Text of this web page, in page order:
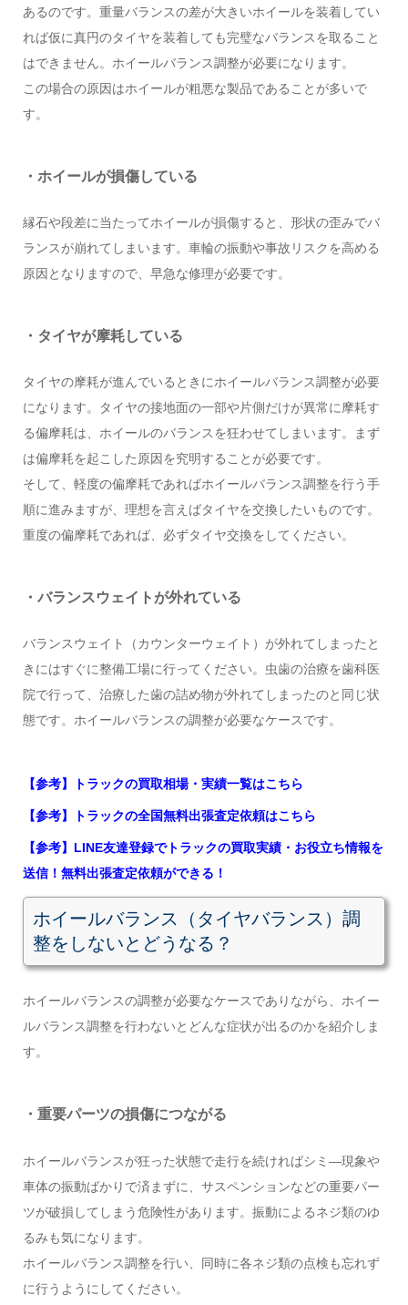
あるのです。重量バランスの差が大きいホイールを装着してい
れば仮に真円のタイヤを装着しても完璧なバランスを取ること
はできません。ホイールバランス調整が必要になります。
この場合の原因はホイールが粗悪な製品であることが多いで
す。
・ホイールが損傷している
縁石や段差に当たってホイールが損傷すると、形状の歪みでバ
ランスが崩れてしまいます。車輪の振動や事故リスクを高める
原因となりますので、早急な修理が必要です。
・タイヤが摩耗している
タイヤの摩耗が進んでいるときにホイールバランス調整が必要
になります。タイヤの接地面の一部や片側だけが異常に摩耗す
る偏摩耗は、ホイールのバランスを狂わせてしまいます。まず
は偏摩耗を起こした原因を究明することが必要です。
そして、軽度の偏摩耗であればホイールバランス調整を行う手
順に進みますが、理想を言えばタイヤを交換したいものです。
重度の偏摩耗であれば、必ずタイヤ交換をしてください。
・バランスウェイトが外れている
バランスウェイト（カウンターウェイト）が外れてしまったと
きにはすぐに整備工場に行ってください。虫歯の治療を歯科医
院で行って、治療した歯の詰め物が外れてしまったのと同じ状
態です。ホイールバランスの調整が必要なケースです。
【参考】トラックの買取相場・実績一覧はこちら
【参考】トラックの全国無料出張査定依頼はこちら
【参考】LINE友達登録でトラックの買取実績・お役立ち情報を
送信！無料出張査定依頼ができる！
ホイールバランス（タイヤバランス）調
整をしないとどうなる？
ホイールバランスの調整が必要なケースでありながら、ホイー
ルバランス調整を行わないとどんな症状が出るのかを紹介しま
す。
・重要パーツの損傷につながる
ホイールバランスが狂った状態で走行を続ければシミ―現象や
車体の振動ばかりで済まずに、サスペンションなどの重要パー
ツが破損してしまう危険性があります。振動によるネジ類のゆ
るみも気になります。
ホイールバランス調整を行い、同時に各ネジ類の点検も忘れず
に行うようにしてください。